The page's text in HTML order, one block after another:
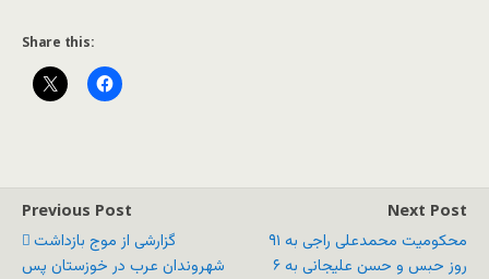
Share this:
Previous Post
گزارشی از موج بازداشت
شهروندان عرب در خوزستان پس
Next Post
محکومیت محمدعلی راجی به ۹۱
روز حبس و حسن علیجانی به ۶